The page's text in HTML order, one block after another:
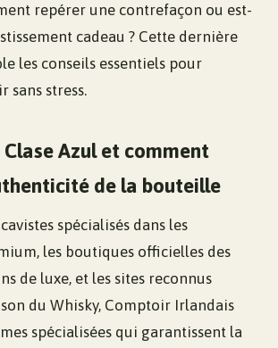
repérer une contrefaçon ou est-
cadeau ? Cette dernière
les conseils essentiels pour
sans stress.
Azul et comment
de la bouteille
spécialisés dans les
les boutiques officielles des
de luxe, et les sites reconnus
du Whisky, Comptoir Irlandais
spécialisées qui garantissent la